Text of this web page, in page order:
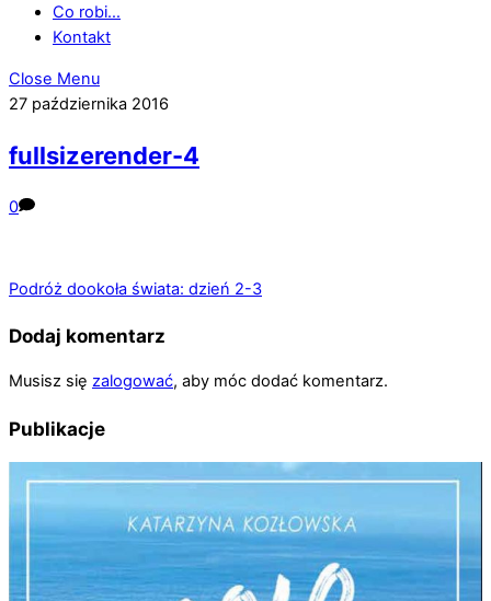
Co robi…
Kontakt
Close Menu
27 października 2016
fullsizerender-4
0
Podróż dookoła świata: dzień 2-3
Dodaj komentarz
Musisz się zalogować, aby móc dodać komentarz.
Publikacje